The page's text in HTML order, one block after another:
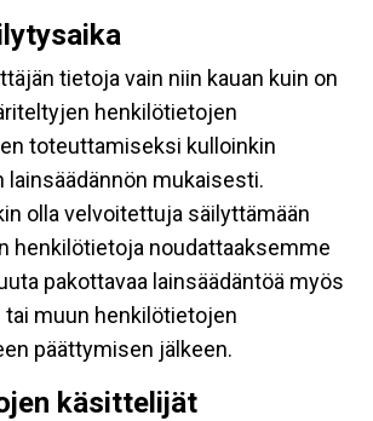
tietoja vain niin kauan kuin on
henkilötietojen
toteuttamiseksi kulloinkin
lainsäädännön mukaisesti.
olla velvoitettuja säilyttämään
henkilötietoja noudattaaksemme
pakottavaa lainsäädäntöä myös
muun henkilötietojen
päättymisen jälkeen.
käsittelijät